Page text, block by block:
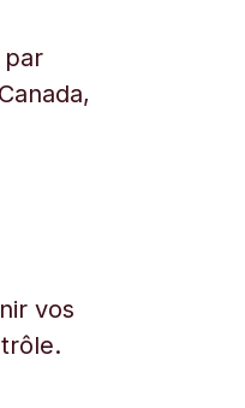
par
vos